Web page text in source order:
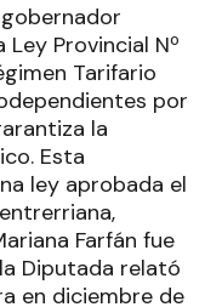
Provincial Nº
Tarifario
por
la
Esta
ley aprobada el
Farfán fue
Diputada relató
en diciembre de